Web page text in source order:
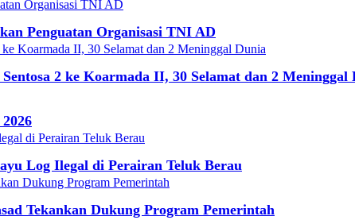
Penguatan Organisasi TNI AD
2 ke Koarmada II, 30 Selamat dan 2 Meninggal
Log Ilegal di Perairan Teluk Berau
Tekankan Dukung Program Pemerintah